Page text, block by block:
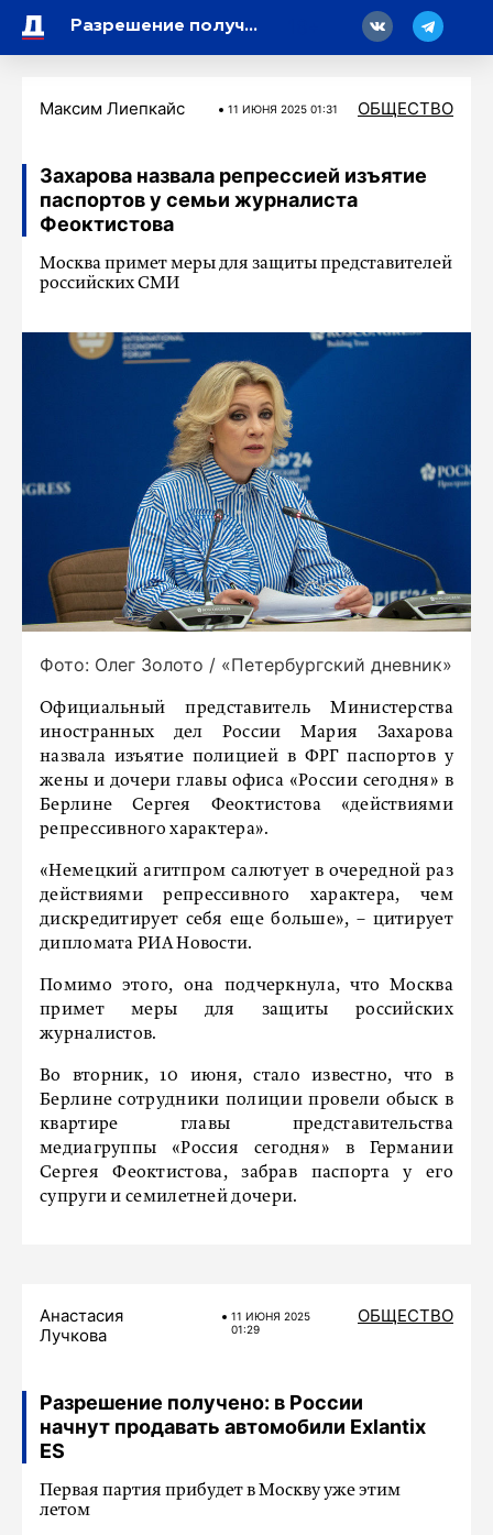
Разрешение получено: в России начнут продавать автомобили Exlantix ES
Максим Лиепкайс 11 ИЮНЯ 2025 01:31 ОБЩЕСТВО
Захарова назвала репрессией изъятие
паспортов у семьи журналиста
Феоктистова
Москва примет меры для защиты представителей
российских СМИ
Фото: Олег Золото / «Петербургский дневник»
Официальный представитель Министерства
иностранных дел России Мария Захарова
назвала изъятие полицией в ФРГ паспортов у
жены и дочери главы офиса «России сегодня» в
Берлине Сергея Феоктистова «действиями
репрессивного характера».
«Немецкий агитпром салютует в очередной раз
действиями репрессивного характера, чем
дискредитирует себя еще больше», – цитирует
дипломата РИА Новости.
Помимо этого, она подчеркнула, что Москва
примет меры для защиты российских
журналистов.
Во вторник, 10 июня, стало известно, что в
Берлине сотрудники полиции провели обыск в
квартире главы представительства
медиагруппы «Россия сегодня» в Германии
Сергея Феоктистова, забрав паспорта у его
супруги и семилетней дочери.
Анастасия
Лучкова
11 ИЮНЯ 2025
01:29
ОБЩЕСТВО
Разрешение получено: в России
начнут продавать автомобили Exlantix
ES
Первая партия прибудет в Москву уже этим
летом